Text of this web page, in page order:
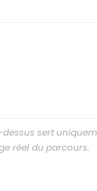
sert
réel du parcours.